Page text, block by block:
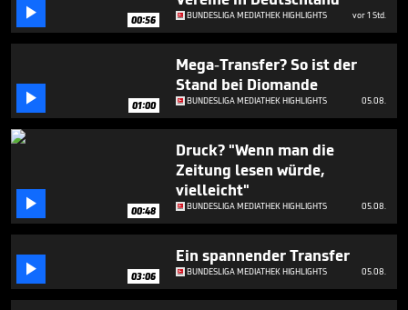
minutes,
seconds
 00:56 BUNDESLIGA MEDIATHEK HIGHLIGHTS vor 1 Std.
 01:00
Mega-Transfer? So ist der
Stand bei Diomande
BUNDESLIGA MEDIATHEK HIGHLIGHTS 05.08.
 00:48
Druck? "Wenn man die
Zeitung lesen würde,
vielleicht"
BUNDESLIGA MEDIATHEK HIGHLIGHTS 05.08.
 03:06
Ein spannender Transfer
BUNDESLIGA MEDIATHEK HIGHLIGHTS 05.08.